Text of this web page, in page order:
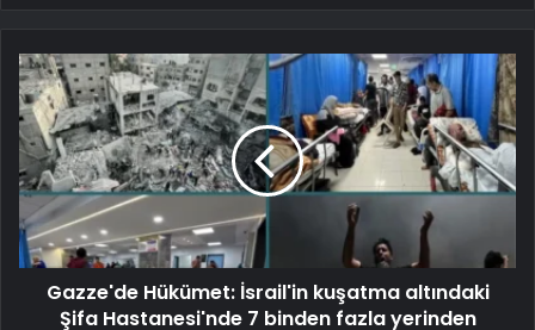
Gazze'de Hükümet: İsrail'in kuşatma altındaki
Şifa Hastanesi'nde 7 binden fazla yerinden